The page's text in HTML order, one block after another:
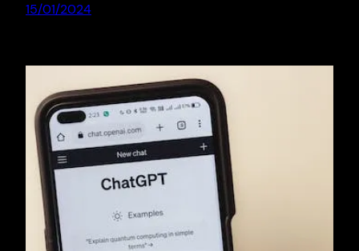
15/01/2024